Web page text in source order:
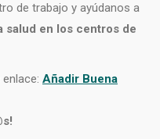
de trabajo y ayúdanos a
salud en los centros de
Añadir Buena